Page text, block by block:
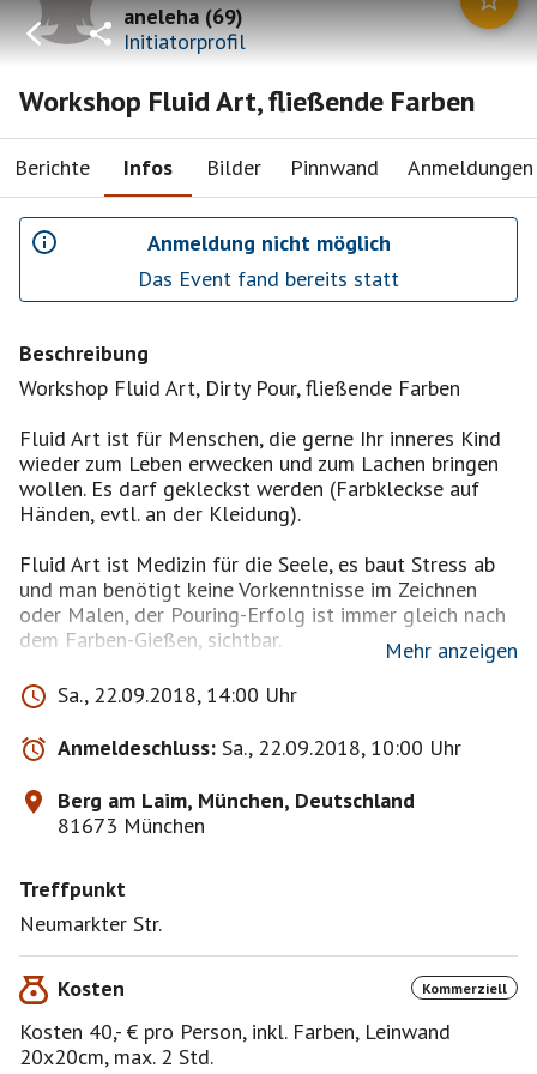
aneleha(69)
Initiatorprofil
Workshop Fluid Art, fließende Farben
Berichte Infos Bilder Pinnwand Anmeldungen
Anmeldung nicht möglich
Das Event fand bereits statt
Beschreibung
Workshop Fluid Art, Dirty Pour, fließende Farben
Fluid Art ist für Menschen, die gerne Ihr inneres Kind
wieder zum Leben erwecken und zum Lachen bringen
wollen. Es darf gekleckst werden (Farbkleckse auf
Händen, evtl. an der Kleidung).
Fluid Art ist Medizin für die Seele, es baut Stress ab
und man benötigt keine Vorkenntnisse im Zeichnen
oder Malen, der Pouring-Erfolg ist immer gleich nach
dem Farben-Gießen, sichtbar.
Bei Fluid Art geht es darum, Spaß zu haben, Sorgen
und Probleme verblassen während diesem Vorgang.
Schon das Mischen der Farben ist Zen.
In der heutigen Zeit, wo es hauptsächlich um die
Optimierung auf allen Gebieten geht, ist Fluid-Art
eine Möglichkeit abzuschalten und ganz bei sich zu
Es geht auch darum, dass man beim Farben-Fließen
keine Kontrolle ausüben kann wie das Bild
alles entsteht nach einem eigenen Muster.
Bereitstellung Malgründe (Leinwand 20x20 cm),
Qualitätsfarben (z.b. Royal Talens, Lukas, Reeves,
Mehr anzeigen
Sa., 22.09.2018, 14:00 Uhr
Anmeldeschluss: Sa., 22.09.2018, 10:00 Uhr
Berg am Laim, München, Deutschland
81673 München
Treffpunkt
Neumarkter Str.
Kosten Kommerziell
Kosten 40,- € pro Person, inkl. Farben, Leinwand
20x20cm, max. 2 Std.